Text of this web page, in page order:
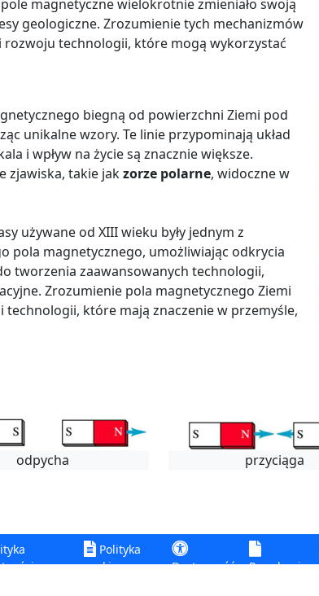
magnetyczne wielokrotnie zmieniało swoją
geologiczne. Zrozumienie tych mechanizmów
rozwoju technologii, które mogą wykorzystać
biegną od powierzchni Ziemi pod
unikalne wzory. Te linie przypominają układ
i wpływ na życie są znacznie większe.
zjawiska, takie jakzorze polarne, widoczne w
używane od XIII wieku były jednym z
pola magnetycznego, umożliwiając odkrycia
tworzenia zaawansowanych technologii,
Zrozumienie pola magnetycznego Ziemi
które mają znaczenie w przemyśle,
odpycha przyciąga
Polityka
cookie
Dostępność Regulamin